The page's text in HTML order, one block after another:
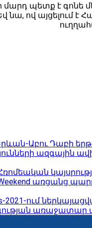
մարդ պետք է
ով այցելում է
Երևան-Աբու Դաբի
ազգային
առցանց
2021-ում
առաջատար